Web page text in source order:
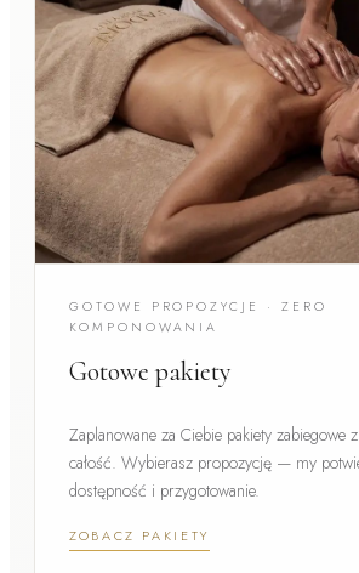
GOTOWE PROPOZYCJE · ZERO
KOMPONOWANIA
Gotowe pakiety
Zaplanowane za Ciebie pakiety zabiegowe
całość. Wybierasz propozycję — my
dostępność i przygotowanie.
ZOBACZ PAKIETY